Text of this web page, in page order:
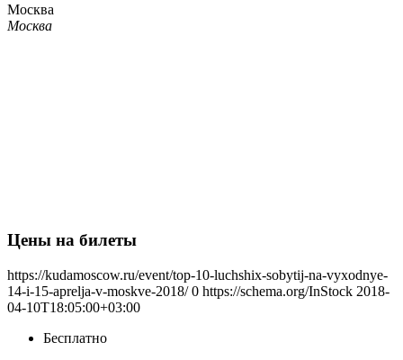
Москва
Москва
Цены на билеты
https://kudamoscow.ru/event/top-10-luchshix-sobytij-na-vyxodnye-
14-i-15-aprelja-v-moskve-2018/ 0 https://schema.org/InStock 2018-
04-10T18:05:00+03:00
Бесплатно